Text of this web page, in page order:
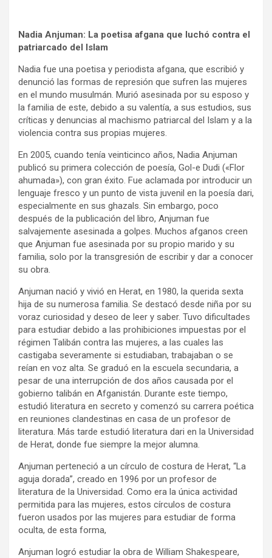
Nadia Anjuman: La poetisa afgana que luchó contra el
patriarcado del Islam
Nadia fue una poetisa y periodista afgana, que escribió y
denunció las formas de represión que sufren las mujeres
en el mundo musulmán. Murió asesinada por su esposo y
la familia de este, debido a su valentía, a sus estudios, sus
críticas y denuncias al machismo patriarcal del Islam y a la
violencia contra sus propias mujeres.
En 2005, cuando tenía veinticinco años, Nadia Anjuman
publicó su primera colección de poesía, Gol-e Dudi («Flor
ahumada»), con gran éxito. Fue aclamada por introducir un
lenguaje fresco y un punto de vista juvenil en la poesía dari,
especialmente en sus ghazals. Sin embargo, poco
después de la publicación del libro, Anjuman fue
salvajemente asesinada a golpes. Muchos afganos creen
que Anjuman fue asesinada por su propio marido y su
familia, solo por la transgresión de escribir y dar a conocer
su obra.
Anjuman nació y vivió en Herat, en 1980, la querida sexta
hija de su numerosa familia. Se destacó desde niña por su
voraz curiosidad y deseo de leer y saber. Tuvo dificultades
para estudiar debido a las prohibiciones impuestas por el
régimen Talibán contra las mujeres, a las cuales las
castigaba severamente si estudiaban, trabajaban o se
reían en voz alta. Se graduó en la escuela secundaria, a
pesar de una interrupción de dos años causada por el
gobierno talibán en Afganistán. Durante este tiempo,
estudió literatura en secreto y comenzó su carrera poética
en reuniones clandestinas en casa de un profesor de
literatura. Más tarde estudió literatura dari en la Universidad
de Herat, donde fue siempre la mejor alumna.
Anjuman perteneció a un círculo de costura de Herat, “La
aguja dorada”, creado en 1996 por un profesor de
literatura de la Universidad. Como era la única actividad
permitida para las mujeres, estos círculos de costura
fueron usados por las mujeres para estudiar de forma
oculta, de esta forma,
Anjuman logró estudiar la obra de William Shakespeare,